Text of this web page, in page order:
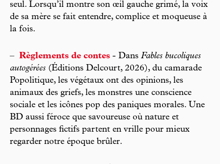
seul. Lorsqu’il montre son œil gauche grimé, la voix
de sa mère se fait entendre, complice et moqueuse à
la fois.
– Règlements de contes - Dans Fables bucoliques
autogérées (Éditions Delcourt, 2026), du camarade
Popolitique, les végétaux ont des opinions, les
animaux des griefs, les monstres une conscience
sociale et les icônes pop des paniques morales. Une
BD aussi féroce que savoureuse où nature et
personnages fictifs partent en vrille pour mieux
regarder notre époque brûler.